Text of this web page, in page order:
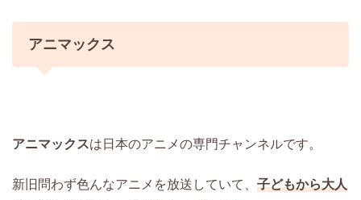
アニマックス
アニマックスは日本のアニメの専門チャンネルです。
新旧問わず色んなアニメを放送していて、 子どもから大人